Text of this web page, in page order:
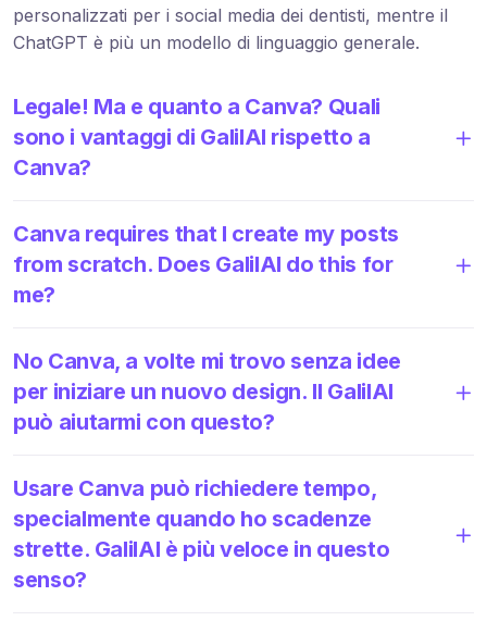
personalizzati per i social media dei dentisti, mentre il
ChatGPT è più un modello di linguaggio generale.
Legale! Ma e quanto a Canva? Quali
sono i vantaggi di GalilAI rispetto a
Canva?
Canva requires that I create my posts
from scratch. Does GalilAI do this for
me?
No Canva, a volte mi trovo senza idee
per iniziare un nuovo design. Il GalilAI
può aiutarmi con questo?
Usare Canva può richiedere tempo,
specialmente quando ho scadenze
strette. GalilAI è più veloce in questo
senso?